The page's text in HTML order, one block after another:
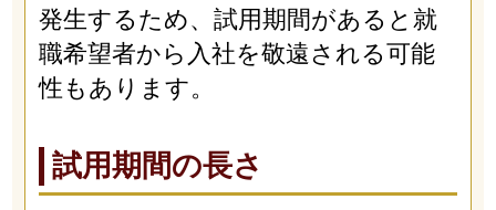
発生するため、試用期間があると就
職希望者から入社を敬遠される可能
性もあります。
試用期間の長さ